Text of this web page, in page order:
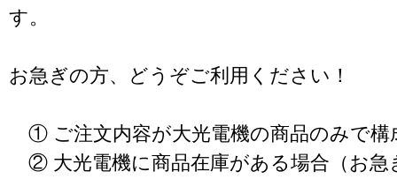
す。
お急ぎの方、どうぞご利用ください！
① ご注文内容が大光電機の商品のみで構
② 大光電機に商品在庫がある場合（お急